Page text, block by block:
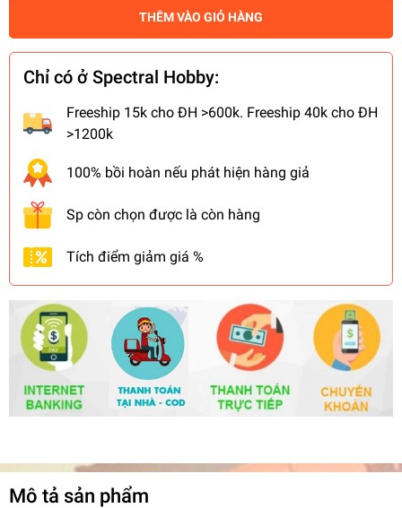
THÊM VÀO GIỎ HÀNG
Chỉ có ở Spectral Hobby:
Freeship 15k cho ĐH >600k. Freeship 40k cho ĐH
>1200k
100% bồi hoàn nếu phát hiện hàng giả
Sp còn chọn được là còn hàng
Tích điểm giảm giá %
Mô tả sản phẩm